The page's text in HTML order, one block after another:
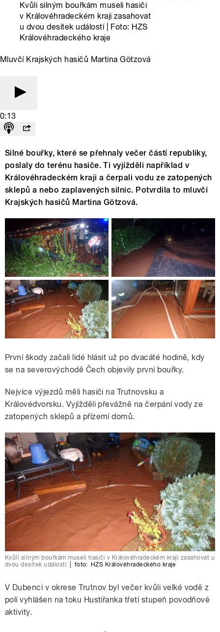
Kvůli silným bouřkám museli hasiči
v Královéhradeckém kraji zasahovat
u dvou desítek událostí | Foto: HZS
Královéhradeckého kraje
Mluvčí Krajských hasičů Martina Götzová
0:13
Silné bouřky, které se přehnaly večer částí republiky,
poslaly do terénu hasiče. Ti vyjížděli například v
Královéhradeckém kraji a čerpali vodu ze zatopených
sklepů a nebo zaplavených silnic. Potvrdila to mluvčí
Krajských hasičů Martina Götzová.
První škody začali lidé hlásit už po dvacáté hodině, kdy
se na severovýchodě Čech objevily první bouřky.
Nejvíce výjezdů měli hasiči na Trutnovsku a
Královédvorsku. Vyjížděli převážně na čerpání vody ze
zatopených sklepů a přízemí domů.
Kvůli silným bouřkám museli hasiči v Královéhradeckém kraji zasahovat u
dvou desítek událostí
foto: HZS Královéhradeckého kraje
V Dubenci v okrese Trutnov byl večer kvůli velké vodě z
polí vyhlášen na toku Hustířanka třetí stupeň povodňové
aktivity.